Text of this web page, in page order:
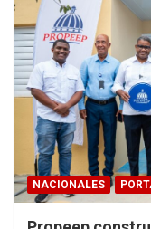
NACIONALES